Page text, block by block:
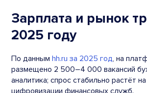
Зарплата и рынок
2025 году
По данным hh.ru за 2025 год, на
размещено 2 500–4 000 вакансий
аналитика; спрос стабильно растёт